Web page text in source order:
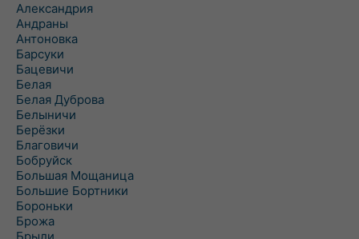
Александрия
Андраны
Антоновка
Барсуки
Бацевичи
Белая
Белая Дуброва
Белыничи
Берёзки
Благовичи
Бобруйск
Большая Мощаница
Большие Бортники
Бороньки
Брожа